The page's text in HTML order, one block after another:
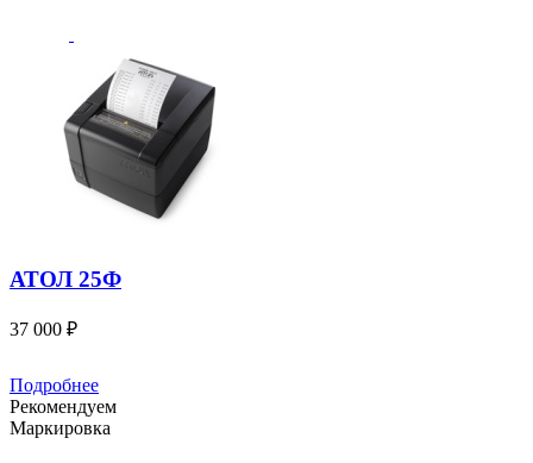
АТОЛ 25Ф
37 000 ₽
Подробнее
Рекомендуем
Маркировка